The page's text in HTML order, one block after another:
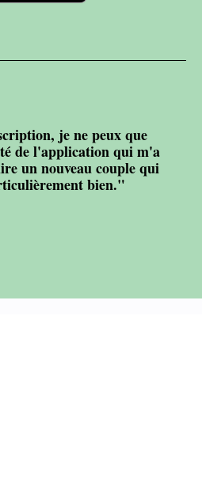
je ne peux que
de l'application qui m'a
un nouveau couple qui
bien."